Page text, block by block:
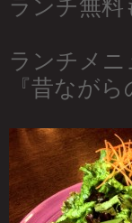
ランチ無
ランチメニ
『昔なが